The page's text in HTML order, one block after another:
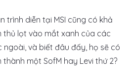
trình diễn tại MSI cũng có khả
thủ lọt vào mắt xanh của các
và biết đâu đấy, họ sẽ có
thành một SofM hay Levi thứ 2?